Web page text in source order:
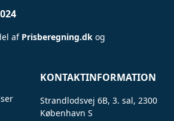
af Prisberegning.dk og
KONTAKTINFORMATION
Strandlodsvej 6B, 3. sal, 2300
København S